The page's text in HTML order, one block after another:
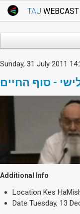
TAU WEBCAST
Webcast: Courses
Events
Live Webcast
TAU General
Faculty Events
YouTube Channel
Business &
Computers
Education
Humanities
Lecture Series
Live Webcast
Medicine & Life
Science
Sunday, 31 July 2011
- סוף החיים
Additional Info
Location Kes
Date Tuesday, 13